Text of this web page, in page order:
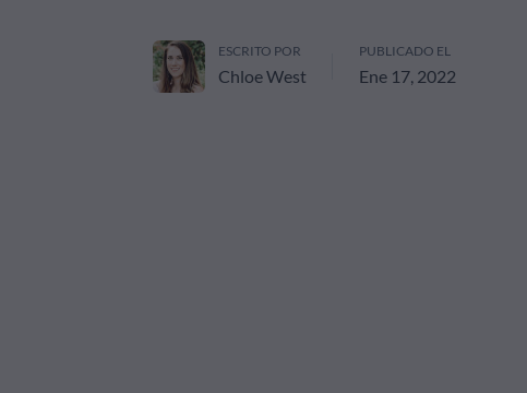
ESCRITO POR
Chloe West
PUBLICADO EL
Ene 17, 2022